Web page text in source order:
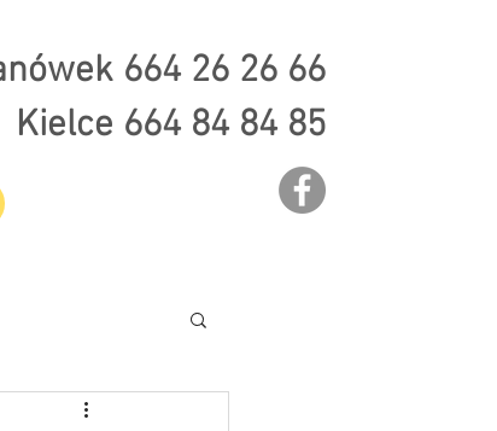
664 26 26 66
Kielce 664 84 84 85